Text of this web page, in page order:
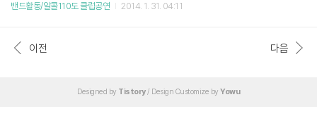
밴드활동/알콜110도 클럽공연 2014. 1. 31. 04:11
이전 다음
Designed by Tistory/ Design Customize by Yowu